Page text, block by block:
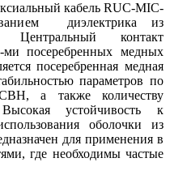
кабель RUC-MIC-
диэлектрика из
Центральный контакт
посеребренных медных
посеребренная медная
параметров по
а также количеству
устойчивость к
оболочки из
для применения в
где необходимы частые